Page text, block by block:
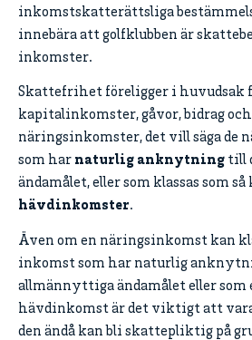
inkomstskatterättsliga
innebära att golfklubben är
inkomster.
Skattefrihet föreligger i huvudsak
kapitalinkomster, gåvor, bidrag
näringsinkomster, det vill säga de
som har naturlig anknytning till
ändamålet, eller som klassas som så
hävdinkomster.
Även om en näringsinkomst kan
inkomst som har naturlig
allmännyttiga ändamålet eller som
hävdinkomst är det viktigt att
den ändå kan bli skattepliktig på